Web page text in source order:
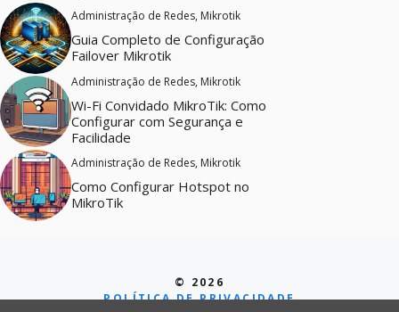
Administração de Redes, Mikrotik
Guia Completo de Configuração
Failover Mikrotik
Administração de Redes, Mikrotik
Wi-Fi Convidado MikroTik: Como
Configurar com Segurança e
Facilidade
Administração de Redes, Mikrotik
Como Configurar Hotspot no
MikroTik
© 2026
POLÍTICA DE PRIVACIDADE